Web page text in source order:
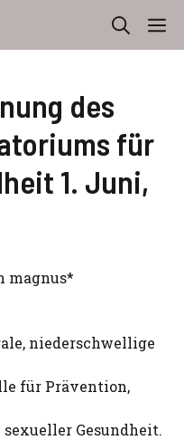
des
für
1. Juni,
magnus*
niederschwellige
für Prävention,
Gesundheit.